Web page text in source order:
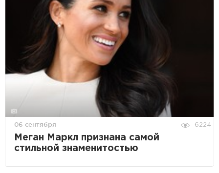
06 сентября 6224
Меган Маркл признана самой
стильной знаменитостью